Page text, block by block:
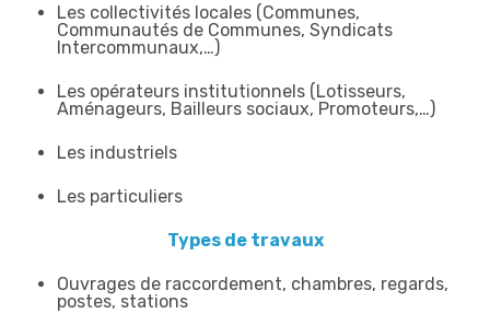
Les collectivités locales (Communes,
Communautés de Communes, Syndicats
Intercommunaux,…)
Les opérateurs institutionnels (Lotisseurs,
Aménageurs, Bailleurs sociaux, Promoteurs,…)
Les industriels
Les particuliers
Types de travaux
Ouvrages de raccordement, chambres, regards,
postes, stations